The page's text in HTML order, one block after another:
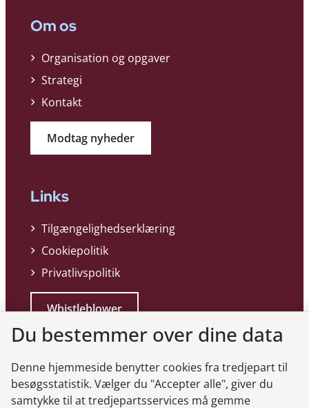
Om os
Organisation og opgaver
Strategi
Kontakt
Modtag nyheder
Links
Tilgængelighedserklæring
Cookiepolitik
Privatlivspolitik
Whistleblower
Du bestemmer over dine data
Denne hjemmeside benytter cookies fra tredjepart til
besøgsstatistik. Vælger du "Accepter alle", giver du
samtykke til at tredjepartsservices må gemme